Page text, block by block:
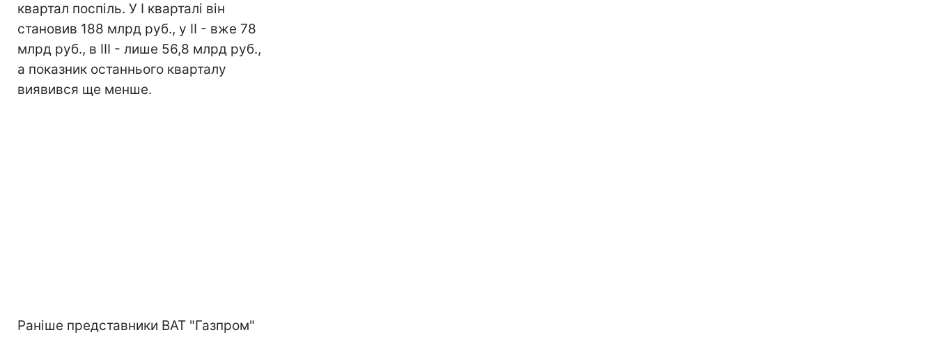
квартал поспіль. У I кварталі він
становив 188 млрд руб., у II - вже 78
млрд руб., в III - лише 56,8 млрд руб.,
а показник останнього кварталу
виявився ще менше.
Раніше представники ВАТ "Газпром"